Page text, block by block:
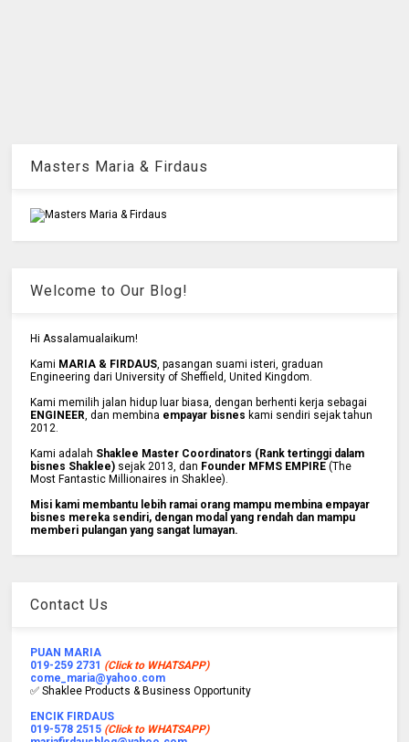
Masters Maria & Firdaus
Welcome to Our Blog!
Hi Assalamualaikum!
Kami MARIA & FIRDAUS, pasangan suami isteri, graduan
Engineering dari University of Sheffield, United Kingdom.
Kami memilih jalan hidup luar biasa, dengan berhenti kerja sebagai
ENGINEER, dan membina empayar bisnes kami sendiri sejak tahun
2012.
Kami adalah Shaklee Master Coordinators (Rank tertinggi dalam
bisnes Shaklee) sejak 2013, dan Founder MFMS EMPIRE (The
Most Fantastic Millionaires in Shaklee).
Misi kami membantu lebih ramai orang mampu membina empayar
bisnes mereka sendiri, dengan modal yang rendah dan mampu
memberi pulangan yang sangat lumayan.
Contact Us
PUAN MARIA
019-259 2731 (Click to WHATSAPP)
come_maria@yahoo.com
✅ Shaklee Products & Business Opportunity
ENCIK FIRDAUS
019-578 2515 (Click to WHATSAPP)